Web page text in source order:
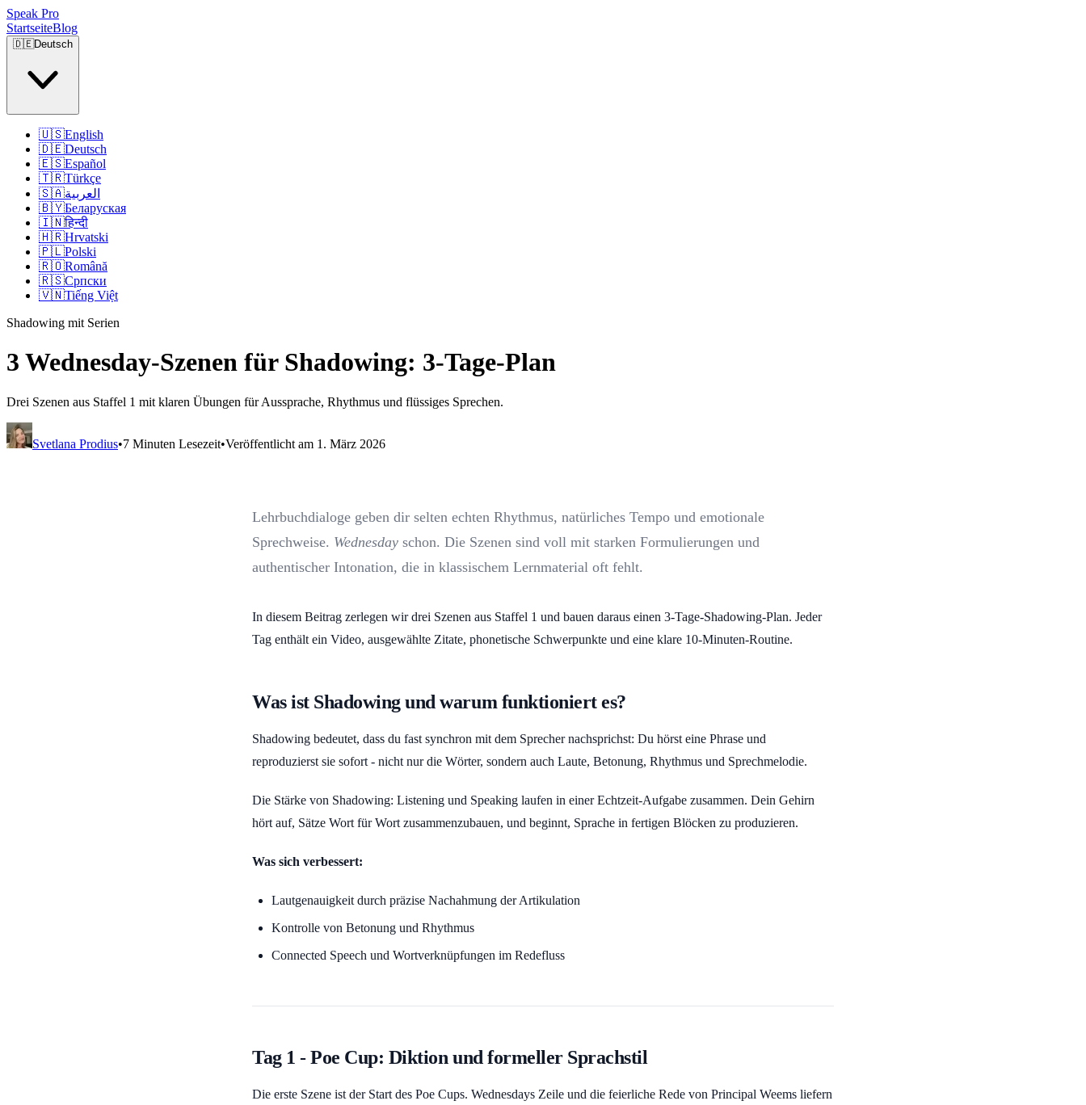
Speak Pro
StartseiteBlog
🇩🇪Deutsch
🇺🇸English
🇩🇪Deutsch
🇪🇸Español
🇹🇷Türkçe
🇸🇦العربية
🇧🇾Беларуская
🇮🇳हिन्दी
🇭🇷Hrvatski
🇵🇱Polski
🇷🇴Română
🇷🇸Српски
🇻🇳Tiếng Việt
Shadowing mit Serien
3 Wednesday-Szenen für Shadowing: 3-Tage-Plan
Drei Szenen aus Staffel 1 mit klaren Übungen für Aussprache, Rhythmus und flüssiges Sprechen.
Svetlana Prodius•7 Minuten Lesezeit•Veröffentlicht am 1. März 2026
Lehrbuchdialoge geben dir selten echten Rhythmus, natürliches Tempo und emotionale
Sprechweise. Wednesday schon. Die Szenen sind voll mit starken Formulierungen und
authentischer Intonation, die in klassischem Lernmaterial oft fehlt.
In diesem Beitrag zerlegen wir drei Szenen aus Staffel 1 und bauen daraus einen 3-Tage-Shadowing-Plan. Jeder
Tag enthält ein Video, ausgewählte Zitate, phonetische Schwerpunkte und eine klare 10-Minuten-Routine.
Was ist Shadowing und warum funktioniert es?
Shadowing bedeutet, dass du fast synchron mit dem Sprecher nachsprichst: Du hörst eine Phrase und
reproduzierst sie sofort - nicht nur die Wörter, sondern auch Laute, Betonung, Rhythmus und Sprechmelodie.
Die Stärke von Shadowing: Listening und Speaking laufen in einer Echtzeit-Aufgabe zusammen. Dein Gehirn
hört auf, Sätze Wort für Wort zusammenzubauen, und beginnt, Sprache in fertigen Blöcken zu produzieren.
Was sich verbessert:
Lautgenauigkeit durch präzise Nachahmung der Artikulation
Kontrolle von Betonung und Rhythmus
Connected Speech und Wortverknüpfungen im Redefluss
Tag 1 - Poe Cup: Diktion und formeller Sprachstil
Die erste Szene ist der Start des Poe Cups. Wednesdays Zeile und die feierliche Rede von Principal Weems liefern